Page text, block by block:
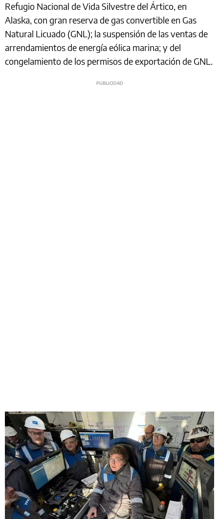
Refugio Nacional de Vida Silvestre del Ártico, en
Alaska, con gran reserva de gas convertible en Gas
Natural Licuado (GNL); la suspensión de las ventas de
arrendamientos de energía eólica marina; y del
congelamiento de los permisos de exportación de GNL.